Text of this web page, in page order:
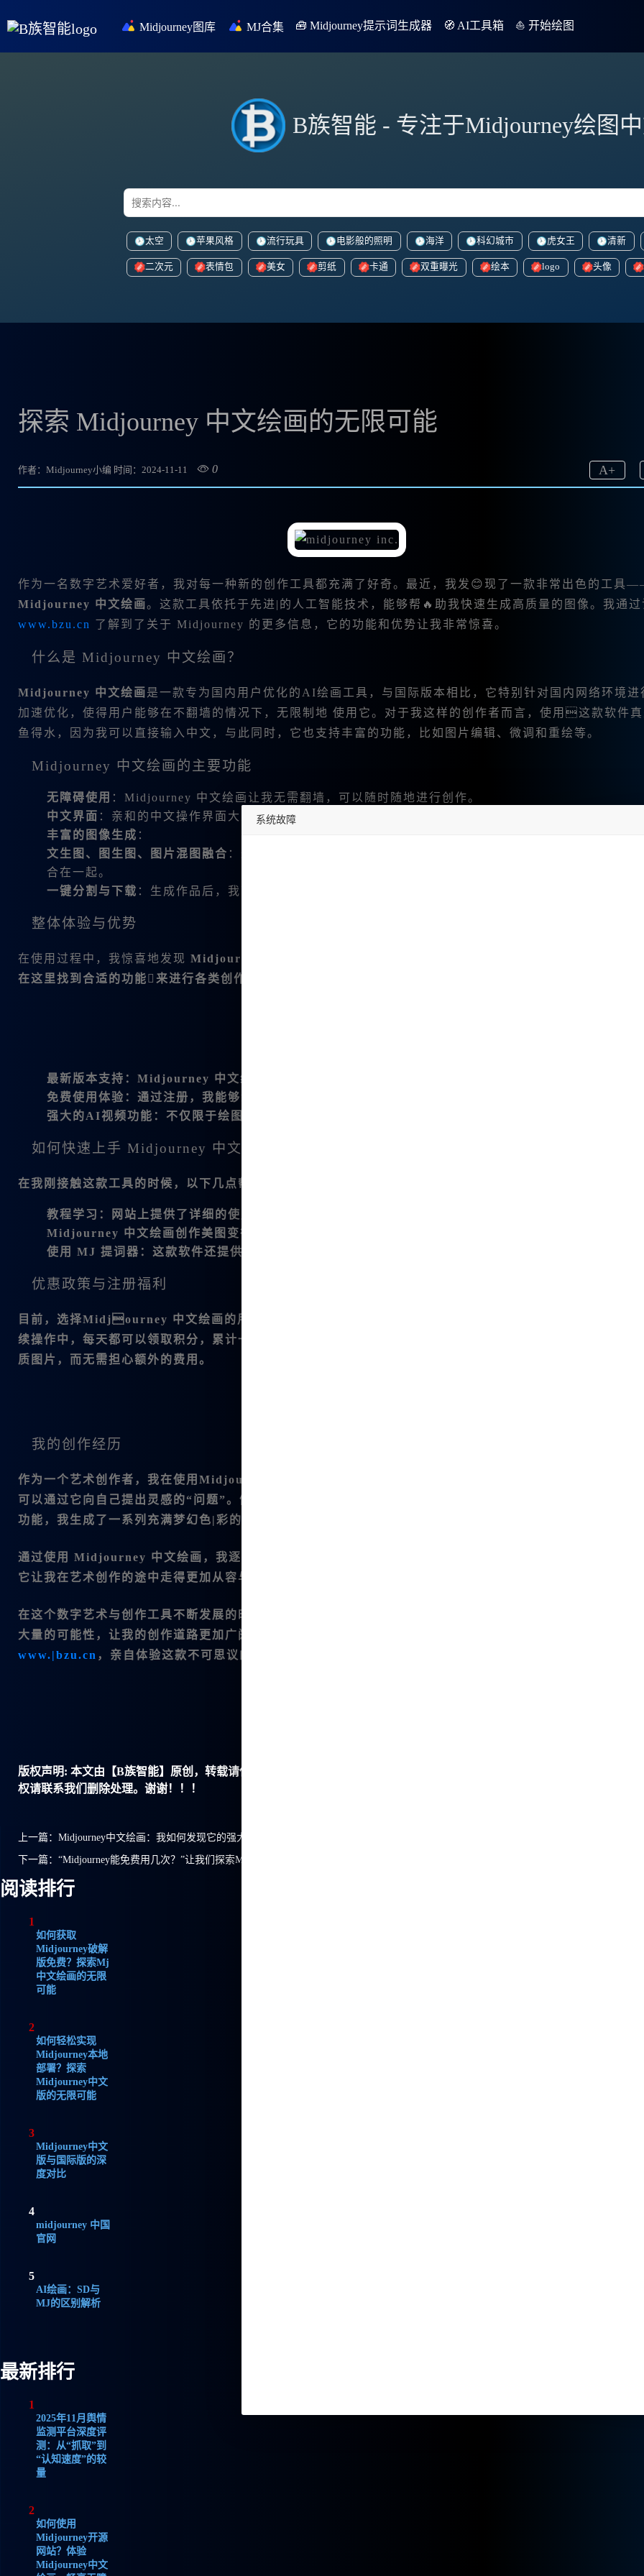
Midjourney图库 MJ合集 🧰 Midjourney提示词生成器 🧭 AI工具箱 ⛵️ 开始绘图
B族智能 - 专注于Midjourney绘图
太空 苹果风格 流行玩具 电影般的照明 海洋 科幻城市 虎女王 清新
二次元 表情包 美女 剪纸 卡通 双重曝光 绘本 logo 头像
探索 Midjourney 中文绘画的无限可能
作者：Midjourney小编 时间：2024-11-11 0 A+
作为一名数字艺术爱好者，我对每一种新的创作工具都充满了好奇。最近，我发😊现了一款非常出色的工具
Midjourney 中文绘画。这款工具依托于先进|的人工智能技术，能够帮🔥助我快速生成高质量的图像。我通
www.bzu.cn 了解到了关于 Midjourney 的更多信息，它的功能和优势让我非常惊喜。
什么是 Midjourney 中文绘画？
Midjourney 中文绘画是一款专为国内用户优化的AI绘画工具，与国际版本相比，它特别针对国内网络环境进
加速优化，使得用户能够在不翻墙的情况下，无限制地 使用它。对于我这样的创作者而言，使用这款软件
鱼得水，因为我可以直接输入中文，与此同时，它也支持丰富的功能，比如图片编辑、微调和重绘等。
Midjourney 中文绘画的主要功能
无障碍使用 ：Midjourney 中文绘画让我无需翻墙，可以随时随地进行创作。
中文界面 ：亲和的中文操作界面大大降低了我使用的门槛，因为我可以不必担心复杂的英语命令。
丰富的图像生成 ：
文生图、图生图、图片混图融合 ：这些功能让我能够把文字描述转化为生动的图像，或者把多张图片的
合在一起。
一键分割与下载 ：生成作品后，我可以迅速把它们分割成四宫格并保存下来，方便我进行整理和分享。
整体体验与优势
在使用过程中，我惊喜地发现 Midjourney 中文绘画 的用户体验非常友好。无论是新手还是有经验的创作者
在这里找到合适的功能来进行各类创作。以下是我个人认为的几个突出优势：
最新版本支持 ：Midjourney 中文绘画支持最新的V6.1和niji6版本，让我的创作保持在时代的前沿。
免费使用体验 ：通过注册，我能够免费享受无次数限制的绘图服务，激励我不断进行新的尝试。
强大的AI视频功能 ：不仅限于绘图，该平台还支持生成AI视频，极大地丰富了我的创作方式。
如何快速上手 Midjourney 中文绘画
在我刚接触这款工具的时候，以下几点帮助我迅速上手：
教程学习 ：网站上提供了详细的使用教程，非常适合像我这样的零基础新手。一次次实验过后，我发现用
Midjourney 中文绘画创作美图变得简单。
使用 MJ 提词器 ：这款软件还提供了MJ提词器，能够在我需要灵感时提供辅助，大大提高了我的创作效
优惠政策与注册福利
目前，选择Midjourney 中文绘画 的用户还有额外的福利。我了解到，注册后就可以享受20积分的赠送，
续操作中，每天都可以领取积分，累计一年下来，我大约可以获得1825个积分。这意味着我可以生成大量的
质图片，而无需担心额外的费用。
我的创作经历
作为一个艺术创作者，我在使用 Midjourney 中文绘画
可以通过它向自己提出灵感的“问题”。例如，我曾用它进行了一次以“梦境”为主题的创作体验。借助工具的
功能，我生成了一系列充满梦幻色|彩的图像，令我十分满意。
通过使用 Midjourney 中文绘画，我逐渐掌握了如何通过简单的文字和命令，生成我脑海中浮现的图像。可
它让我在艺术创作的途中走得更加从容与自信。
在这个数字艺术与创作工具不断发展的时代，选择一🔥款优秀的工具尤为重要。
大量的可能性，让我的创作道路更加广阔。如果你也在寻找一款高效🔥的绘画工具，我强😊烈推荐你访问
www.|bzu.cn ，亲自体验这款不可思议的工具，开启你的艺术之旅吧！
版权声明: 本文由【B族智能】原创，转载请保留链接: https://www.bzu.cn/news/show/8591.html，部分文章内容来源网络，
权请联系我们删除处理。谢谢！！！
上一篇： Midjourney中文绘画：我如何发现它的强大功能？
下一篇： “Midjourney能免费用几次？”让我们探索Midjourney中文绘画的魅力
阅读排行
1
如何获取
Midjourney破解
版免费？探索Mj
中文绘画的无限
可能
2
如何轻松实现
Midjourney本地
部署？探索
Midjourney中文
版的无限可能
3
Midjourney中文
版与国际版的深
度对比
4
midjourney 中国
官网
5
AI绘画：SD与
MJ的区别解析
最新排行
1
2025年11月舆情
监测平台深度评
测：从“抓取”到
“认知速度”的较
量
2
如何使用
Midjourney开源
网站？体验
Midjourney中文
系统故障